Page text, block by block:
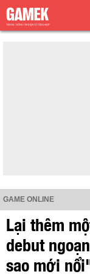
GAME ONLINE
Lại thêm
debut
sao mới